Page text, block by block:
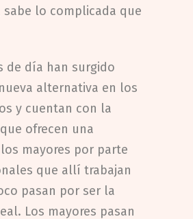
sabe lo complicada que
de día han surgido
alternativa en los
y cuentan con la
ofrecen una
mayores por parte
que allí trabajan
pasan por ser la
Los mayores pasan